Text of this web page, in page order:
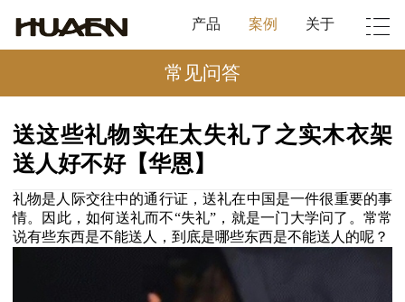
产品 案例 关于
常见问答
送这些礼物实在太失礼了之实木衣架
送人好不好【华恩】
礼物是人际交往中的通行证，送礼在中国是一件很重要的事
情。因此，如何送礼而不“失礼” ，就是一门大学问了。常常
说有些东西是不能送人，到底是哪些东西是不能送人的呢？